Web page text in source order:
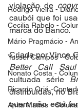
Rodrigo Vieira -
Cecilia Rabelo -
Mário Pragmácio -
Yussef Campos -
Nonato Costa -
Ricardo Oriá -
Anita Mattes -
violação de
caubói que foi
marca do Banco.
Better Call Saul
cultuada série
distribuídas, no
quem não está